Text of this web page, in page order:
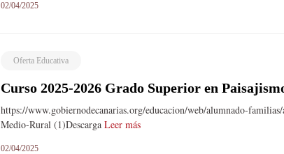
02/04/2025
Oferta Educativa
Curso 2025-2026 Grado Superior en
https://www.gobiernodecanarias.org/educacion/web/alumnado-
Medio-Rural (1)Descarga Leer más
02/04/2025